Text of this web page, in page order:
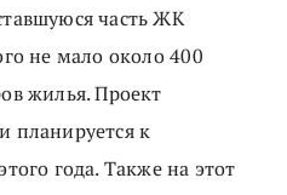
часть ЖК
не мало около 400
жилья. Проект
планируется к
года. Также на этот